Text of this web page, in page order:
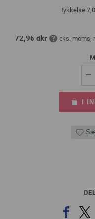
tykkelse
72,96 dkr eks. moms,
I